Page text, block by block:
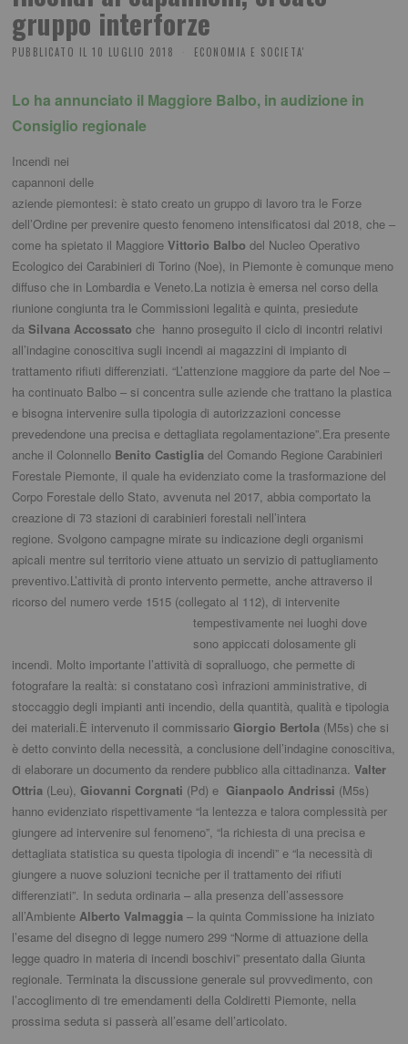
gruppo interforze
PUBBLICATO IL 10 LUGLIO 2018 ECONOMIA E SOCIETA'
Lo ha annunciato il Maggiore Balbo, in audizione in
Consiglio regionale
Incendi nei
capannoni delle
aziende piemontesi: è stato creato un gruppo di lavoro tra le Forze
dell’Ordine per prevenire questo fenomeno intensificatosi dal 2018, che –
come ha spietato il MaggioreVittorio Balbo del Nucleo Operativo
Ecologico dei Carabinieri di Torino (Noe), in Piemonte è comunque meno
diffuso che in Lombardia e Veneto.La notizia è emersa nel corso della
riunione congiunta tra le Commissioni legalità e quinta, presiedute
daSilvana Accossato che hanno proseguito il ciclo di incontri relativi
all’indagine conoscitiva sugli incendi ai magazzini di impianto di
trattamento rifiuti differenziati. “L’attenzione maggiore da parte del Noe –
ha continuato Balbo – si concentra sulle aziende che trattano la plastica
e bisogna intervenire sulla tipologia di autorizzazioni concesse
prevedendone una precisa e dettagliata regolamentazione”.Era presente
anche il Colonnello Benito Castiglia del Comando Regione Carabinieri
Forestale Piemonte, il quale ha evidenziato come la trasformazione del
Corpo Forestale dello Stato, avvenuta nel 2017, abbia comportato la
creazione di 73 stazioni di carabinieri forestali nell’intera
regione. Svolgono campagne mirate su indicazione degli organismi
apicali mentre sul territorio viene attuato un servizio di pattugliamento
preventivo.L’attività di pronto intervento permette, anche attraverso il
ricorso del numero verde 1515 (collegato al 112), di intervenite
tempestivamente nei luoghi dove
sono appiccati dolosamente gli
incendi. Molto importante l’attività di sopralluogo, che permette di
fotografare la realtà: si constatano così infrazioni amministrative, di
stoccaggio degli impianti anti incendio, della quantità, qualità e tipologia
dei materiali.È intervenuto il commissarioGiorgio Bertola (M5s) che si
è detto convinto della necessità, a conclusione dell’indagine conoscitiva,
di elaborare un documento da rendere pubblico alla cittadinanza.Valter
Ottria (Leu),Giovanni Corgnati (Pd) eGianpaolo Andrissi (M5s)
hanno evidenziato rispettivamente “la lentezza e talora complessità per
giungere ad intervenire sul fenomeno”, “la richiesta di una precisa e
dettagliata statistica su questa tipologia di incendi” e “la necessità di
giungere a nuove soluzioni tecniche per il trattamento dei rifiuti
differenziati”. In seduta ordinaria – alla presenza dell’assessore
all’AmbienteAlberto Valmaggia – la quinta Commissione ha iniziato
l’esame del disegno di legge numero 299 “Norme di attuazione della
legge quadro in materia di incendi boschivi” presentato dalla Giunta
regionale. Terminata la discussione generale sul provvedimento, con
l’accoglimento di tre emendamenti della Coldiretti Piemonte, nella
prossima seduta si passerà all’esame dell’articolato.